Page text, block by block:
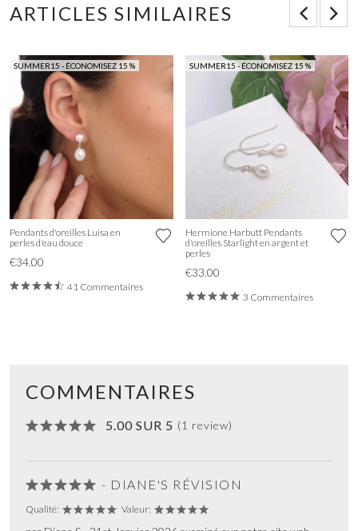
ARTICLES SIMILAIRES
SUMMER15 - ÉCONOMISEZ 15 %
Pendants d'oreilles Luisa en
perles d'eau douce
€34.00
41 Commentaires
SUMMER15 - ÉCONOMISEZ 15 %
Hermione Harbutt Pendants
d'oreilles Starlight en argent et
perles
€33.00
3 Commentaires
COMMENTAIRES
5.00 SUR 5 (1 review)
- DIANE'S RÉVISION
Qualité: Valeur: